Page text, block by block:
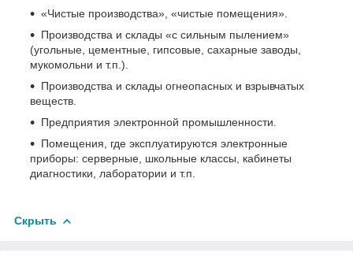
«Чистые производства», «чистые помещения».
Производства и склады «с сильным пылением»
(угольные, цементные, гипсовые, сахарные заводы,
мукомольни и т.п.).
Производства и склады огнеопасных и взрывчатых
веществ.
Предприятия электронной промышленности.
Помещения, где эксплуатируются электронные
приборы: серверные, школьные классы, кабинеты
диагностики, лаборатории и т.п.
Скрыть